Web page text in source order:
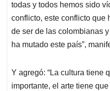
todas y todos hemos sido
conflicto, este conflicto que
de ser de las colombianas
ha mutado este país”,
Y agregó: “La cultura tiene
importante, el arte tiene